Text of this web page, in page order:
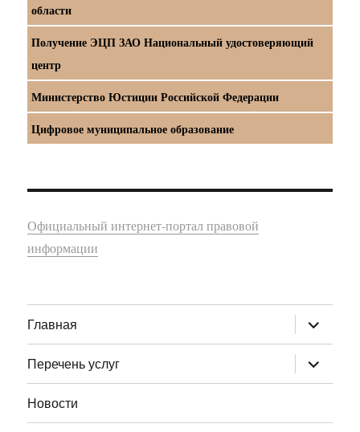
области
Получение ЭЦП ЗАО Национальный удостоверяющий
центр
Министерство Юстиции Российской Федерации
Цифровое муниципальное образование
Официальный интернет-портал правовой
информации
Главная раскрыть
дочернее
меню
Перечень услуг
раскрыть
дочернее
меню
Новости